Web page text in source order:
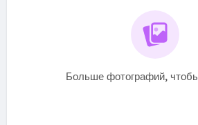
Больше фотографий,